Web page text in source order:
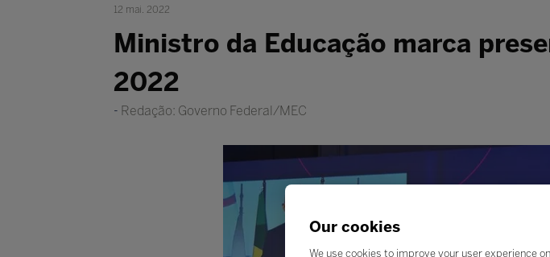
12 mai. 2022
Ministro da Educação marca
2022
Redação: Governo Federal/MEC
Our cookies
We use cookies to improve your user experience